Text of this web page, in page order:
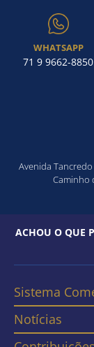
WHATSAPP
71 9 9662-8850
Avenida Tancredo
Caminho
ACHOU O QUE
Sistema
Notícias